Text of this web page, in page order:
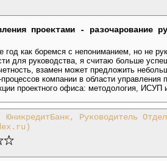
проектами - разочарование
год как боремся с непониманием, но не
для руководства, я считаю больше
взамен может предложить
компании в области
проектного офиса: методология,
ЮникредитБанк, Руководитель